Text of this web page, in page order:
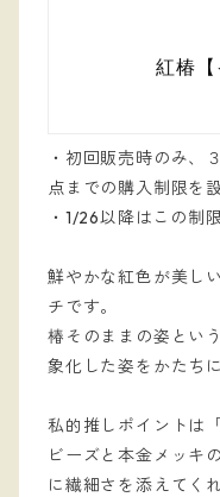
・初回販売時のみ、
点までの購入制限を
・1/26以降はこの制
鮮やかな紅色が美し
チです。
椿そのままの姿とい
象化した姿をかたち
私的推しポイントは
ビーズと本金メッキ
に繊細さを添えてく